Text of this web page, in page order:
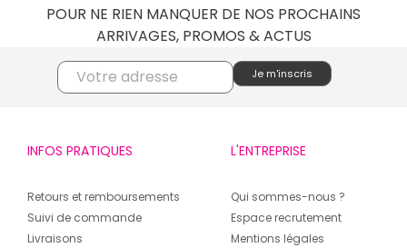
POUR NE RIEN MANQUER DE NOS PROCHAINS
ARRIVAGES, PROMOS & ACTUS
INFOS PRATIQUES
Retours et remboursements
Suivi de commande
Livraisons
L'ENTREPRISE
Qui sommes-nous ?
Espace recrutement
Mentions légales